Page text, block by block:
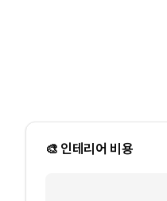
🎨 인테리어 비용